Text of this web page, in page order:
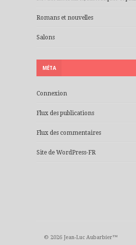
Romans et nouvelles
Salons
MÉTA
Connexion
Flux des publications
Flux des commentaires
Site de WordPress-FR
© 2026 Jean-Luc Aubarbier™